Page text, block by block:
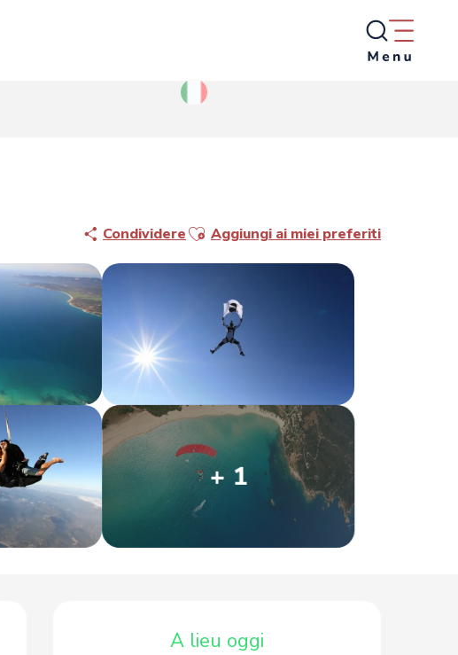
CondividereAjouter aux favoris
Aggiungi ai miei preferiti
+ 1
Orari e contatti
A lieu oggi